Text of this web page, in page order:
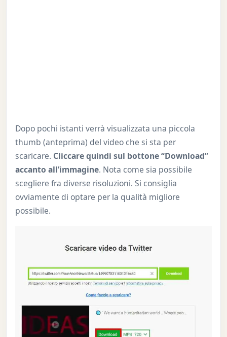
Dopo pochi istanti verrà visualizzata una piccola
thumb (anteprima) del video che si sta per
scaricare. Cliccare quindi sul bottone “Download”
accanto all’immagine. Nota come sia possibile
scegliere fra diverse risoluzioni. Si consiglia
ovviamente di optare per la qualità migliore
possibile.